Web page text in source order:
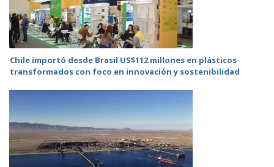
Chile importó desde Brasil US$112 millones en plásticos
transformados con foco en innovación y sostenibilidad